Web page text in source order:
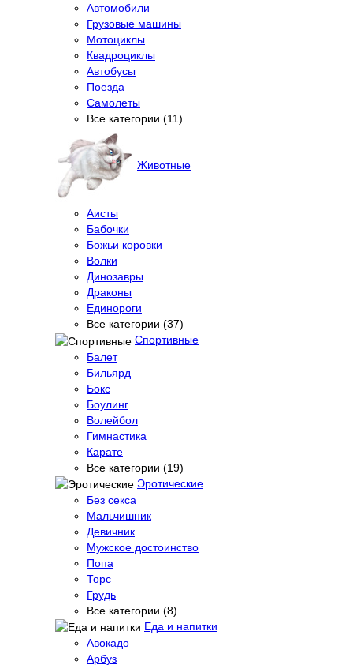
Автомобили
Грузовые машины
Мотоциклы
Квадроциклы
Автобусы
Поезда
Самолеты
Все категории (11)
Животные
Аисты
Бабочки
Божьи коровки
Волки
Динозавры
Драконы
Единороги
Все категории (37)
Спортивные
Балет
Бильярд
Бокс
Боулинг
Волейбол
Гимнастика
Карате
Все категории (19)
Эротические
Без секса
Мальчишник
Девичник
Мужское достоинство
Попа
Торс
Грудь
Все категории (8)
Еда и напитки
Авокадо
Арбуз